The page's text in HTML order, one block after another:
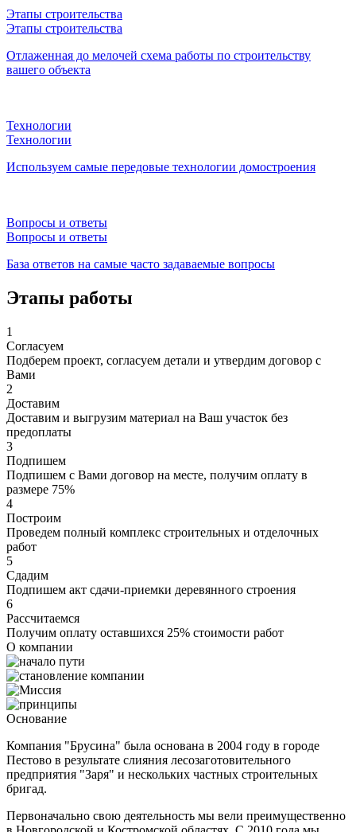
Этапы строительства
Этапы строительства
Отлаженная до мелочей схема работы по строительству
вашего объекта
Технологии
Технологии
Используем самые передовые технологии домостроения
Вопросы и ответы
Вопросы и ответы
База ответов на самые часто задаваемые вопросы
Этапы работы
1
Согласуем
Подберем проект, согласуем детали и утвердим договор с
Вами
2
Доставим
Доставим и выгрузим материал на Ваш участок без
предоплаты
3
Подпишем
Подпишем с Вами договор на месте, получим оплату в
размере 75%
4
Построим
Проведем полный комплекс строительных и отделочных
работ
5
Сдадим
Подпишем акт сдачи-приемки деревянного строения
6
Рассчитаемся
Получим оплату оставшихся 25% стоимости работ
О компании
Основание
Компания "Брусина" была основана в 2004 году в городе
Пестово в результате слияния лесозаготовительного
предприятия "Заря" и нескольких частных строительных
бригад.
Первоначально свою деятельность мы вели преимущественно